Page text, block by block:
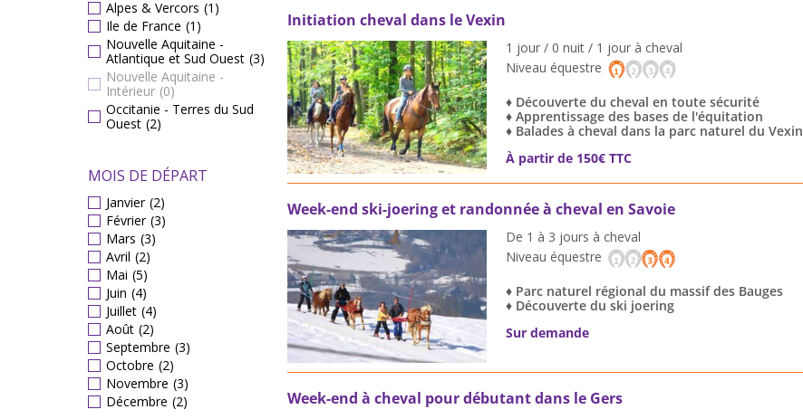
Alpes & Vercors (1)
Ile de France (1)
Nouvelle Aquitaine -
Atlantique et Sud Ouest (3)
Nouvelle Aquitaine -
Intérieur (0)
Occitanie - Terres du Sud
Ouest (2)
MOIS DE DÉPART
Janvier (2)
Février (3)
Mars (3)
Avril (2)
Mai (5)
Juin (4)
Juillet (4)
Août (2)
Septembre (3)
Octobre (2)
Novembre (3)
Décembre (2)
Initiation cheval dans le Vexin
1 jour / 0 nuit / 1 jour à cheval
Niveau équestre
♦ Découverte du cheval en toute sécurité
♦ Apprentissage des bases de l'équitation
♦ Balades à cheval dans la parc naturel du Vexin
À partir de 150€ TTC
Week-end ski-joering et randonnée à cheval en Savoie
De 1 à 3 jours à cheval
Niveau équestre
♦ Parc naturel régional du massif des Bauges
♦ Découverte du ski joering
Sur demande
Week-end à cheval pour débutant dans le Gers